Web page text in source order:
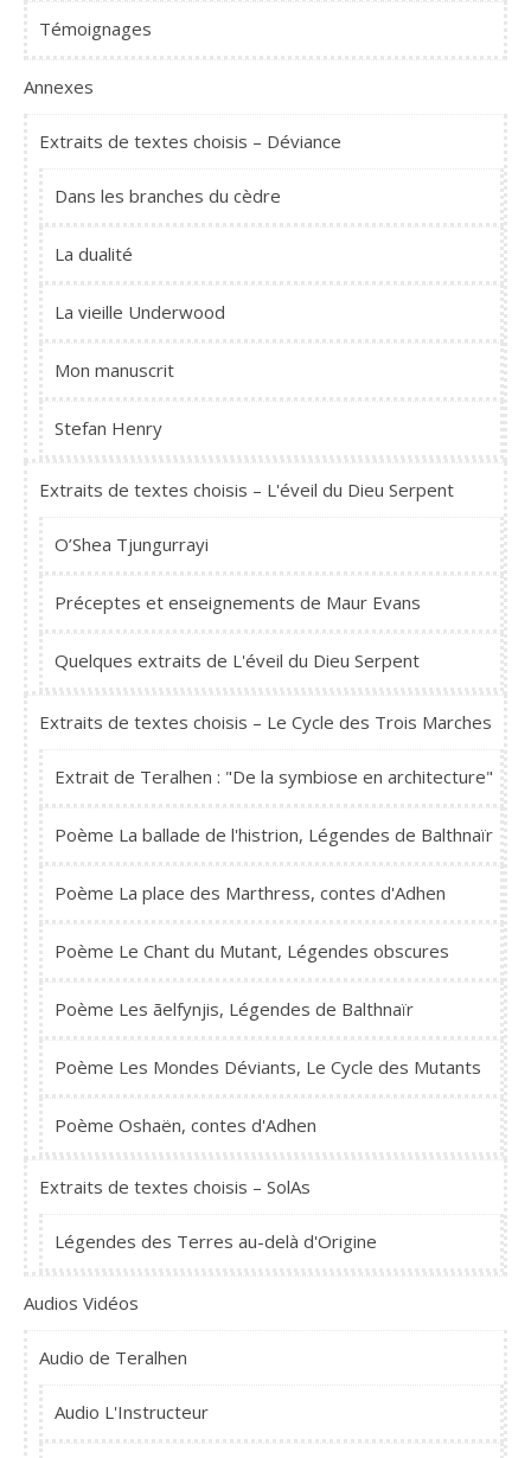
Témoignages
Annexes
Extraits de textes choisis – Déviance
Dans les branches du cèdre
La dualité
La vieille Underwood
Mon manuscrit
Stefan Henry
Extraits de textes choisis – L'éveil du Dieu Serpent
O’Shea Tjungurrayi
Préceptes et enseignements de Maur Evans
Quelques extraits de L'éveil du Dieu Serpent
Extraits de textes choisis – Le Cycle des Trois Marches
Extrait de Teralhen : "De la symbiose en architecture"
Poème La ballade de l'histrion, Légendes de Balthnaïr
Poème La place des Marthress, contes d'Adhen
Poème Le Chant du Mutant, Légendes obscures
Poème Les ãelfynjis, Légendes de Balthnaïr
Poème Les Mondes Déviants, Le Cycle des Mutants
Poème Oshaën, contes d'Adhen
Extraits de textes choisis – SolAs
Légendes des Terres au-delà d'Origine
Audios Vidéos
Audio de Teralhen
Audio L'Instructeur